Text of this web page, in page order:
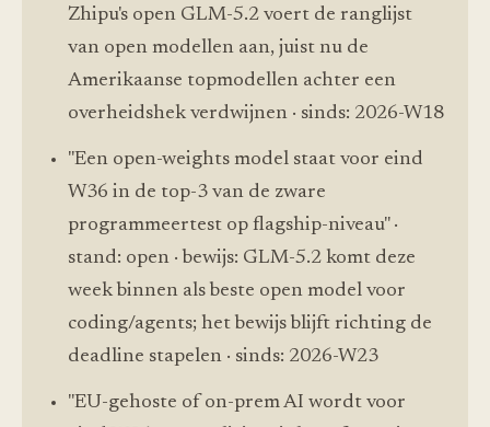
Zhipu's open GLM-5.2 voert de ranglijst
van open modellen aan, juist nu de
Amerikaanse topmodellen achter een
overheidshek verdwijnen · sinds: 2026-W18
"Een open-weights model staat voor eind
W36 in de top-3 van de zware
programmeertest op flagship-niveau" ·
stand: open · bewijs: GLM-5.2 komt deze
week binnen als beste open model voor
coding/agents; het bewijs blijft richting de
deadline stapelen · sinds: 2026-W23
"EU-gehoste of on-prem AI wordt voor